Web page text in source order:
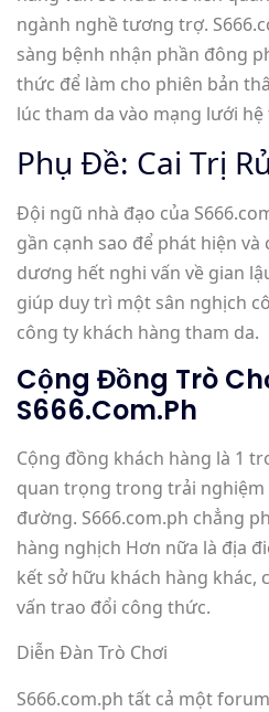
ngành nghề tương trợ.
sàng bệnh nhận phần đông
thức để làm cho phiên bản
lúc tham da vào mạng lưới
Phụ Đề: Cai Trị
Đội ngũ nhà đạo của
gần cạnh sao để phát hiện
dương hết nghi vấn về gian
giúp duy trì một sân nghịch
công ty khách hàng tham da.
Cộng Đồng Trò
S666.com.ph
Cộng đồng khách hàng là 1
quan trọng trong trải
đường. S666.com.ph chẳng
hàng nghịch Hơn nữa là địa
kết sở hữu khách hàng khác,
vấn trao đổi công thức.
Diễn Đàn Trò Chơi
S666.com.ph tất cả một